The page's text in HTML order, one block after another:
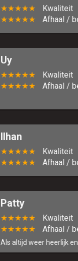
★★★★★
Kwaliteit
★★★★★
Afhaal /
Uy
★★★★★
Kwaliteit
★★★★★
Afhaal /
Ilhan
★★★★★
Kwaliteit
★★★★★
Afhaal /
Patty
★★★★★
Kwaliteit
★★★★★
Afhaal /
Als altijd weer heerlijk